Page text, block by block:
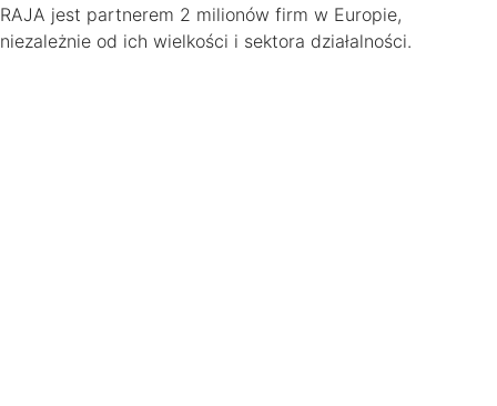
RAJA jest partnerem 2 milionów firm w Europie,
niezależnie od ich wielkości i sektora działalności.